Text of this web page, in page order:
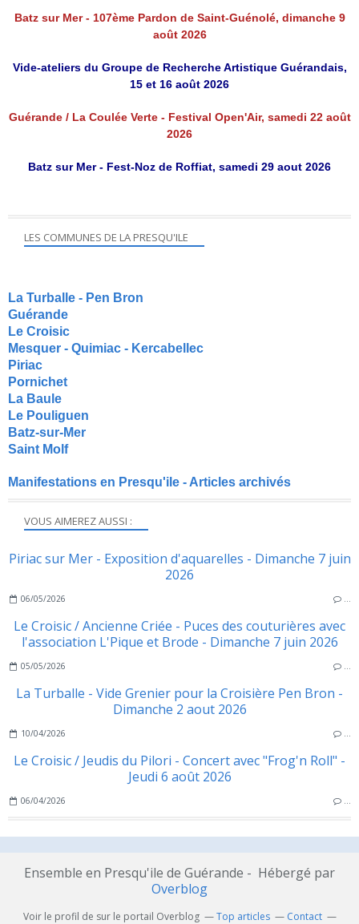
VOUS AIMEREZ AUSSI :
Piriac sur Mer - Exposition d'aquarelles - Dimanche 7 juin
2026
06/05/2026 …
Le Croisic / Ancienne Criée - Puces des couturières avec
l'association L'Pique et Brode - Dimanche 7 juin 2026
05/05/2026 …
La Turballe - Vide Grenier pour la Croisière Pen Bron -
Dimanche 2 aout 2026
10/04/2026 …
Le Croisic / Jeudis du Pilori - Concert avec "Frog'n Roll" -
Jeudi 6 août 2026
06/04/2026 …
Batz sur Mer - 107ème Pardon de Saint-Guénolé, dimanche 9
août 2026
Vide-ateliers du Groupe de Recherche Artistique Guérandais,
15 et 16 août 2026
Guérande / La Coulée Verte - Festival Open'Air, samedi 22 août
2026
Batz sur Mer - Fest-Noz de Roffiat, samedi 29 aout 2026
LES COMMUNES DE LA PRESQU'ILE
La Turballe - Pen Bron
Guérande
Le Croisic
Mesquer - Quimiac - Kercabellec
Piriac
Pornichet
La Baule
Le Pouliguen
Batz-sur-Mer
Saint Molf
Manifestations en Presqu'ile - Articles archivés
Ensemble en Presqu'ile de Guérande - Hébergé par
Overblog
Voir le profil de sur le portail Overblog Top articles Contact